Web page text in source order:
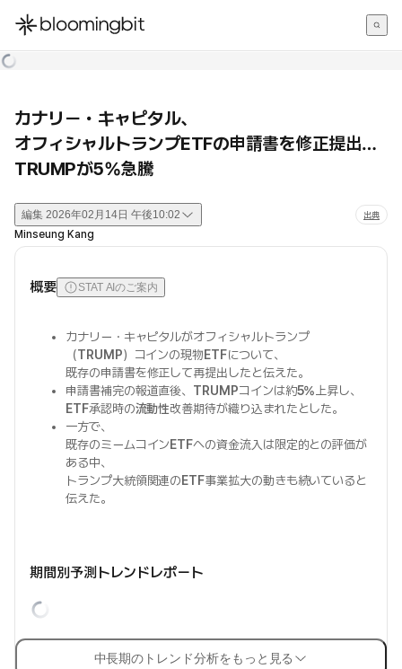
한국어
カナリー・キャピタル、
オフィシャルトランプETFの申請書を修正提出…
TRUMPが5%急騰
編集 2026年02月14日 午後10:02 出典
Minseung Kang
概要 STAT AIのご案内
カナリー・キャピタルがオフィシャルトランプ
（TRUMP）コインの現物ETFについて、
既存の申請書を修正して再提出したと伝えた。
申請書補完の報道直後、 TRUMPコインは約5% 上昇し、
ETF承認時の流動性改善期待が織り込まれたとした。
一方で、
既存のミームコインETFへの資金流入は限定的との評価が
ある中、
トランプ大統領関連のETF事業拡大の動きも続いていると
伝えた。
期間別予測トレンドレポート
中長期のトレンド分析をもっと見る